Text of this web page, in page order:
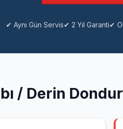
✔ Aynı Gün Servis✔ 2 Yıl Garanti✔
/ Derin